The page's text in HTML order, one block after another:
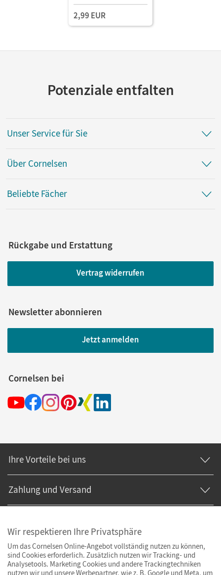
Schulbuch als E-Book
Mit Medien
2,99 EUR
Potenziale entfalten
Unser Service für Sie
Über Cornelsen
Beliebte Fächer
Rückgabe und Erstattung
Vertrag widerrufen
Newsletter abonnieren
Jetzt anmelden
Cornelsen bei
Ihre Vorteile bei uns
Zahlung und Versand
Wir respektieren Ihre Privatsphäre
Um das Cornelsen Online-Angebot vollständig nutzen zu können,
sind Cookies erforderlich. Zusätzlich nutzen wir Tracking- und
Analysetools. Marketing Cookies und andere Trackingtechniken
nutzen wir und unsere Werbepartner, wie z. B. Google und Meta, um